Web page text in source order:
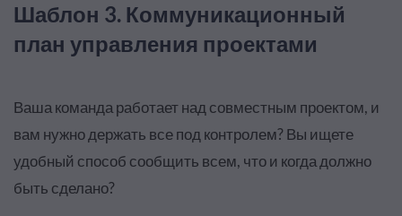
Шаблон 3. Коммуникационный
план управления проектами
Ваша команда работает над совместным проектом, и
вам нужно держать все под контролем? Вы ищете
удобный способ сообщить всем, что и когда должно
быть сделано?